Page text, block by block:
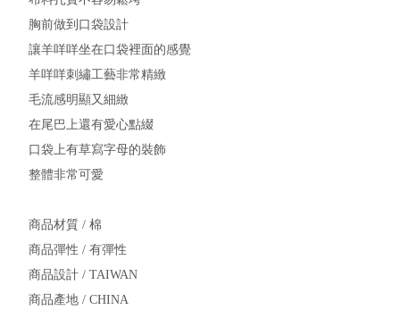
胸前做到口袋設計
讓羊咩咩坐在口袋裡面的感覺
羊咩咩刺繡工藝非常精緻
毛流感明顯又細緻
在尾巴上還有愛心點綴
口袋上有草寫字母的裝飾
整體非常可愛
商品材質 / 棉
商品彈性 / 有彈性
商品設計 / TAIWAN
商品產地 / CHINA